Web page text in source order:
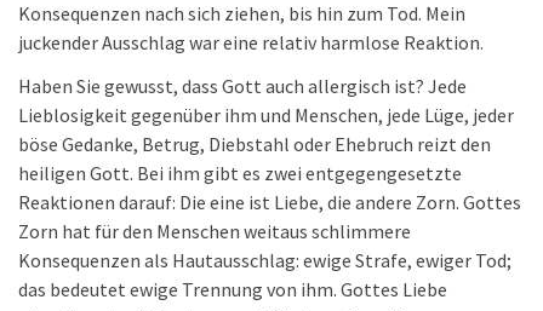
Konsequenzen nach sich ziehen, bis hin zum Tod. Mein
juckender Ausschlag war eine relativ harmlose Reaktion.
Haben Sie gewusst, dass Gott auch allergisch ist? Jede
Lieblosigkeit gegenüber ihm und Menschen, jede Lüge, jeder
böse Gedanke, Betrug, Diebstahl oder Ehebruch reizt den
heiligen Gott. Bei ihm gibt es zwei entgegengesetzte
Reaktionen darauf: Die eine ist Liebe, die andere Zorn. Gottes
Zorn hat für den Menschen weitaus schlimmere
Konsequenzen als Hautausschlag: ewige Strafe, ewiger Tod;
das bedeutet ewige Trennung von ihm. Gottes Liebe